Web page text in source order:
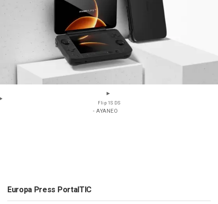
Flip 1S DS
- AYANEO
Europa Press PortalTIC